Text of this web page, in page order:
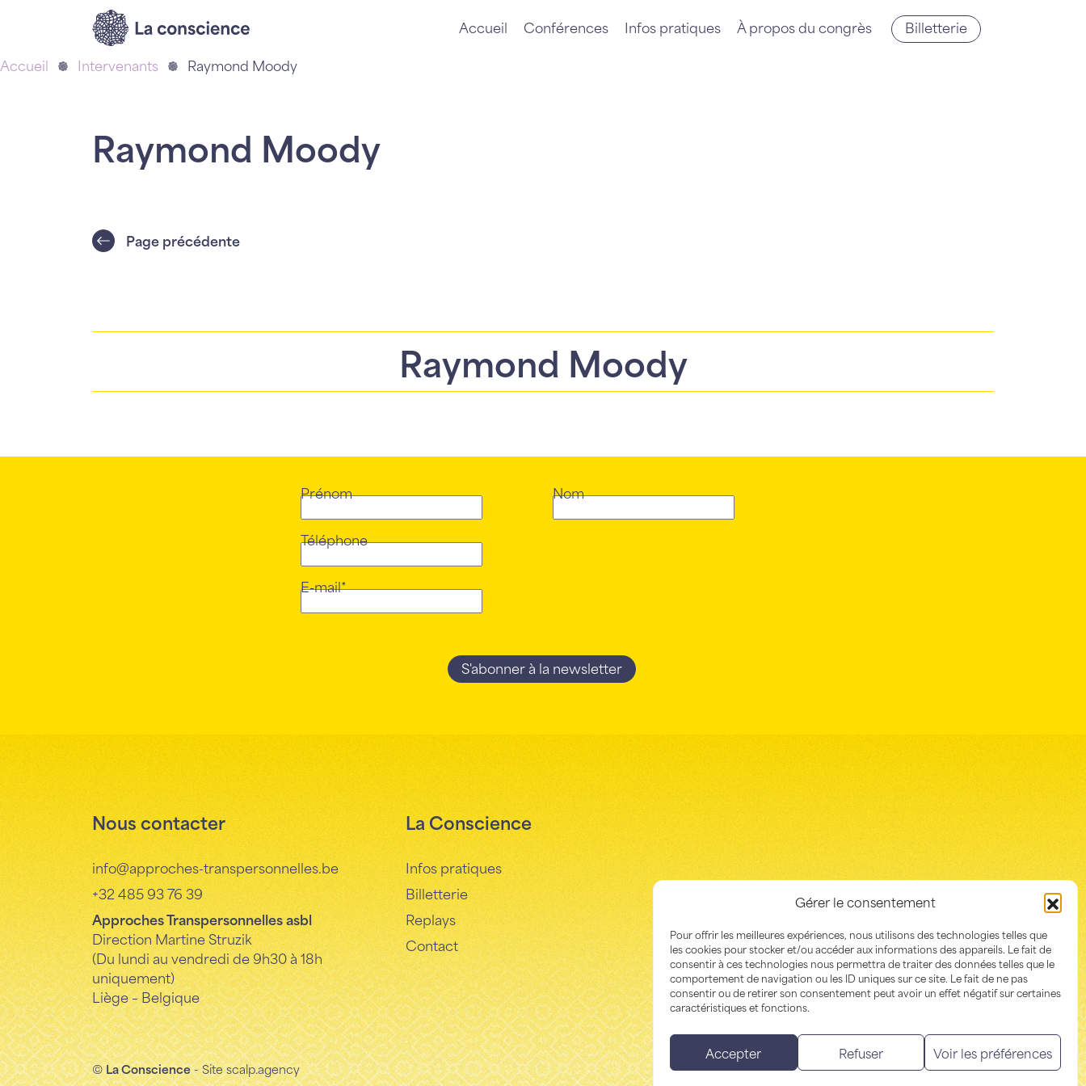
Gérer le consentement
Pour offrir les meilleures expériences, nous utilisons des technologies telles que
les cookies pour stocker et/ou accéder aux informations des appareils. Le fait de
consentir à ces technologies nous permettra de traiter des données telles que le
comportement de navigation ou les ID uniques sur ce site. Le fait de ne pas
consentir ou de retirer son consentement peut avoir un effet négatif sur certaines
caractéristiques et fonctions.
Accepter Refuser Voir les préférences
Accueil Conférences Infos pratiques À propos du congrès
Billetterie
Accueil
Intervenants Raymond Moody
Raymond Moody
Page précédente
Raymond Moody
Prénom Nom
Téléphone
E-mail*
Nous contacter
info@approches-transpersonnelles.be
+32 485 93 76 39
Approches Transpersonnelles asbl
Direction Martine Struzik
(Du lundi au vendredi de 9h30 à 18h
uniquement)
Liège – Belgique
La Conscience
Infos pratiques
Billetterie
Replays
Contact
©La Conscience- Sitescalp.agency